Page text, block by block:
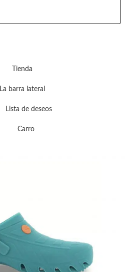
Tienda
La barra lateral
Lista de deseos
Carro